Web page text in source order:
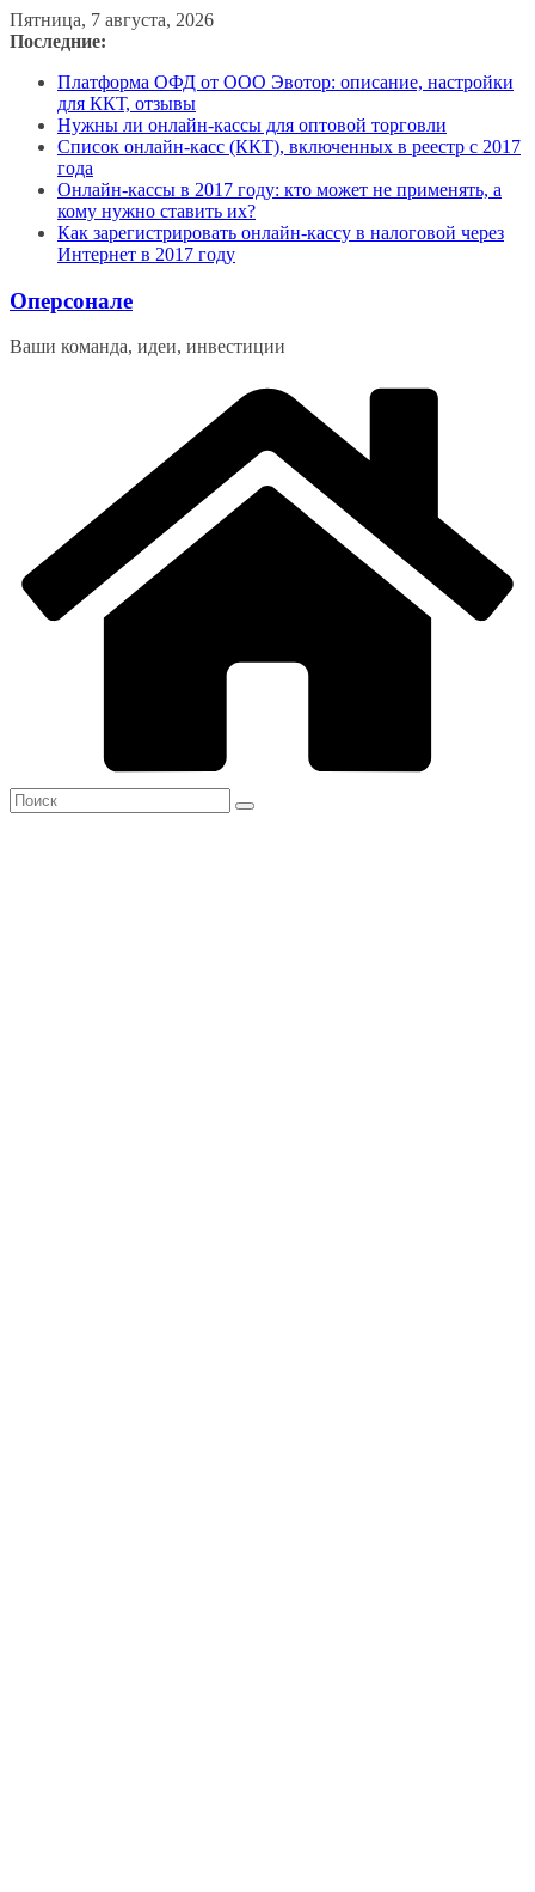
Перейти
к
Пятница, 7 августа, 2026
Последние:
Платформа ОФД от ООО Эвотор: описание, настройки
для ККТ, отзывы
Нужны ли онлайн-кассы для оптовой торговли
Список онлайн-касс (ККТ), включенных в реестр с 2017
года
Онлайн-кассы в 2017 году: кто может не применять, а
кому нужно ставить их?
Как зарегистрировать онлайн-кассу в налоговой через
Интернет в 2017 году
Оперсонале
Ваши команда, идеи, инвестиции